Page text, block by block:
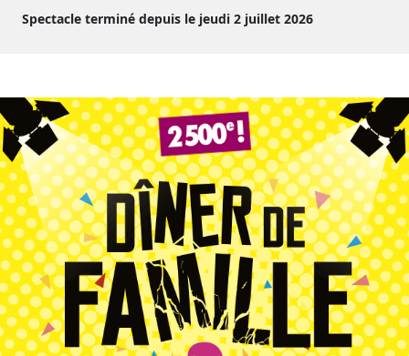
Spectacle terminé depuis le jeudi 2 juillet 2026